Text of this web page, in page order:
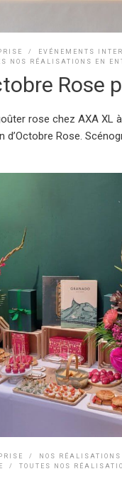
/ EVÉNEMENTS
NOS RÉALISATIONS EN
Rose
rose chez AXA XL
d’Octobre Rose.
/ NOS RÉALISATIONS
/TOUTES NOS